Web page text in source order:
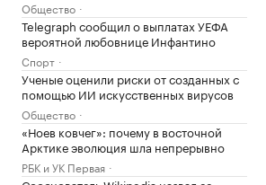
Общество
Telegraph сообщил о выплатах УЕФА
вероятной любовнице Инфантино
Спорт
Ученые оценили риски от созданных с
помощью ИИ искусственных вирусов
Общество
«Ноев ковчег»: почему в восточной
Арктике эволюция шла непрерывно
РБК и УК Первая